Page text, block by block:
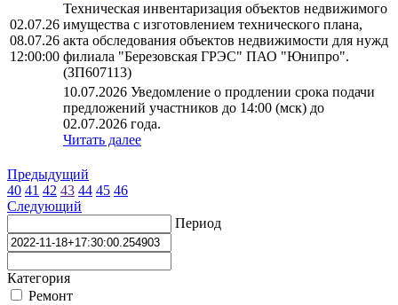
02.07.26
08.07.26
12:00:00
Техническая инвентаризация объектов недвижимого
имущества с изготовлением технического плана,
акта обследования объектов недвижимости для нужд
филиала "Березовская ГРЭС" ПАО "Юнипро".
(ЗП607113)
10.07.2026 Уведомление о продлении срока подачи
предложений участников до 14:00 (мск) до
02.07.2026 года.
Читать далее
Предыдущий
40 41 42 43 44 45 46
Следующий
Период
Категория
Ремонт